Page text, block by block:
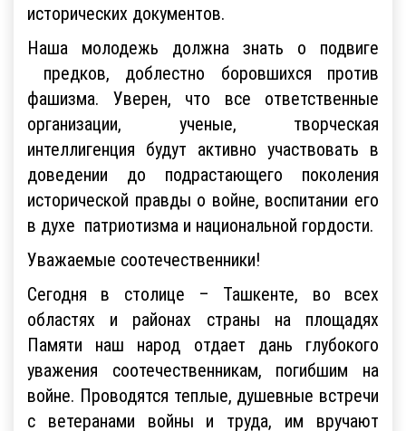
исторических документов.
Наша молодежь должна знать о подвиге
предков, доблестно боровшихся против
фашизма. Уверен, что все ответственные
организации, ученые, творческая
интеллигенция будут активно участвовать в
доведении до подрастающего поколения
исторической правды о войне, воспитании его
в духе патриотизма и национальной гордости.
Уважаемые соотечественники!
Сегодня в столице – Ташкенте, во всех
областях и районах страны на площадях
Памяти наш народ отдает дань глубокого
уважения соотечественникам, погибшим на
войне. Проводятся теплые, душевные встречи
с ветеранами войны и труда, им вручают